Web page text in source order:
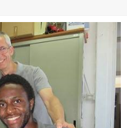
New to online sports betting? Consider These Tips to Play Your First Online Sports Betting Successfully